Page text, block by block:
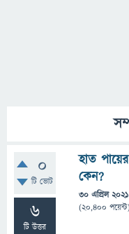
0
টি ভোট
6
টি উত্তর
হাত
কেন?
30 এপ্রিল 2021
(20,400 পয়েন্ট)